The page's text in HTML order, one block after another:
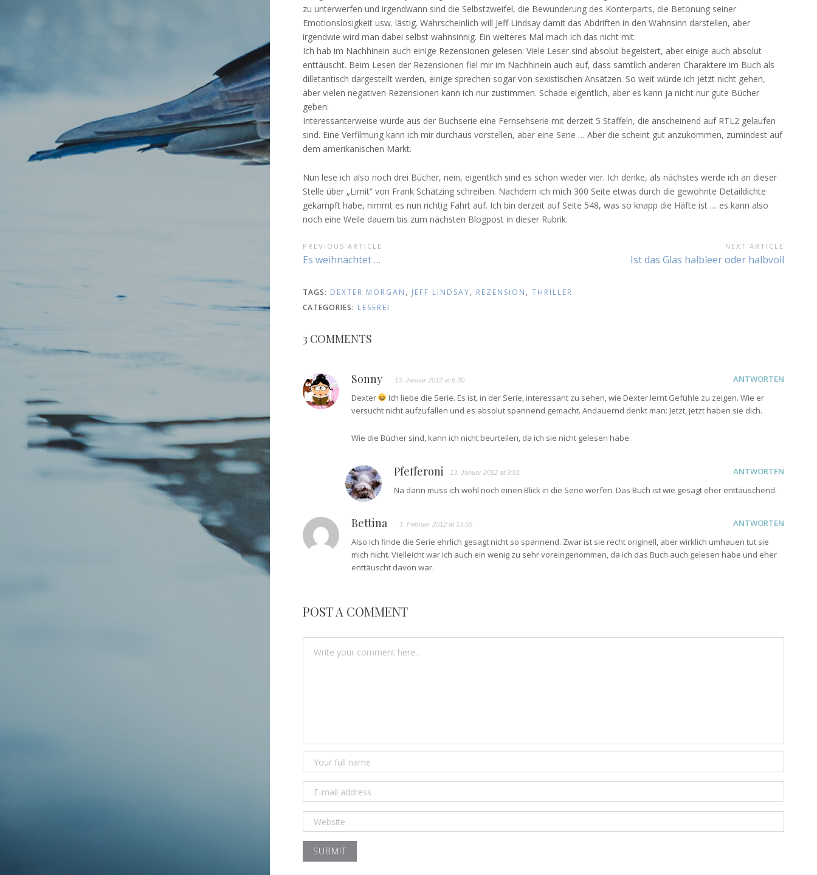
zu unterwerfen und irgendwann sind die Selbstzweifel, die Bewunderung des Konterparts, die Betonung seiner
Emotionslosigkeit usw. lästig. Wahrscheinlich will Jeff Lindsay damit das Abdriften in den Wahnsinn darstellen, aber
irgendwie wird man dabei selbst wahnsinnig. Ein weiteres Mal mach ich das nicht mit.
Ich hab im Nachhinein auch einige Rezensionen gelesen: Viele Leser sind absolut begeistert, aber einige auch absolut
enttäuscht. Beim Lesen der Rezensionen fiel mir im Nachhinein auch auf, dass sämtlich anderen Charaktere im Buch als
dilletantisch dargestellt werden, einige sprechen sogar von sexistischen Ansätzen. So weit würde ich jetzt nicht gehen,
aber vielen negativen Rezensionen kann ich nur zustimmen. Schade eigentlich, aber es kann ja nicht nur gute Bücher
geben.
Interessanterweise wurde aus der Buchserie eine Fernsehserie mit derzeit 5 Staffeln, die anscheinend auf RTL2 gelaufen
sind. Eine Verfilmung kann ich mir durchaus vorstellen, aber eine Serie … Aber die scheint gut anzukommen, zumindest auf
dem amerikanischen Markt.
Nun lese ich also noch drei Bücher, nein, eigentlich sind es schon wieder vier. Ich denke, als nächstes werde ich an dieser
Stelle über „Limit“ von Frank Schätzing schreiben. Nachdem ich mich 300 Seite etwas durch die gewohnte Detaildichte
gekämpft habe, nimmt es nun richtig Fahrt auf. Ich bin derzeit auf Seite 548, was so knapp die Häfte ist … es kann also
noch eine Weile dauern bis zum nächsten Blogpost in dieser Rubrik.
BEITRAGSNAVIGATION
PREVIOUS ARTICLE
Previous
Es weihnachtet …
NEXT ARTICLE
Next
Ist das Glas halbleer oder halbvoll
TAGS: DEXTER MORGAN , JEFF LINDSAY, REZENSION , THRILLER
CATEGORIES: LESEREI
3 COMMENTS
Sonny 13. Januar 2012 at 6:30
ANTWORTEN
Dexter
Ich liebe die Serie. Es ist, in der Serie, interessant zu sehen, wie Dexter lernt Gefühle zu zeigen. Wie er
versucht nicht aufzufallen und es absolut spannend gemacht. Andauernd denkt man: Jetzt, jetzt haben sie dich.
Wie die Bücher sind, kann ich nicht beurteilen, da ich sie nicht gelesen habe.
Pfefferoni 13. Januar 2012 at 9:01
ANTWORTEN
Na dann muss ich wohl noch einen Blick in die Serie werfen. Das Buch ist wie gesagt eher enttäuschend.
Bettina 1. Februar 2012 at 13:55
ANTWORTEN
Also ich finde die Serie ehrlich gesagt nicht so spannend. Zwar ist sie recht originell, aber wirklich umhauen tut sie
mich nicht. Vielleicht war ich auch ein wenig zu sehr voreingenommen, da ich das Buch auch gelesen habe und eher
enttäuscht davon war.
POST A COMMENT